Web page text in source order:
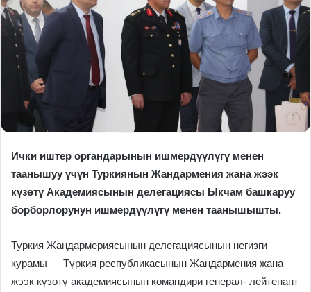
Ички иштер органдарынын ишмердүүлүгү менен
таанышуу үчүн Туркиянын Жандармения жана жээк
күзөтү Академиясынын делегациясы Ыкчам башкаруу
борборлорунун ишмердүүлүгү менен таанышышты.
Туркия Жандармериясынын делегациясынын негизги
курамы — Түркия республикасынын Жандармения жана
жээк күзөтү академиясынын командири генерал- лейтенант